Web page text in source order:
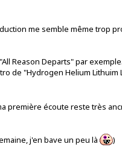
me semble même trop
Reason Departs" par
de "Hydrogen Helium Lithuim
première écoute reste très
j'en bave un peu là )